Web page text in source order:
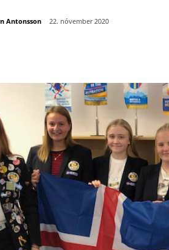
Antonsson 22. nóvember 2020